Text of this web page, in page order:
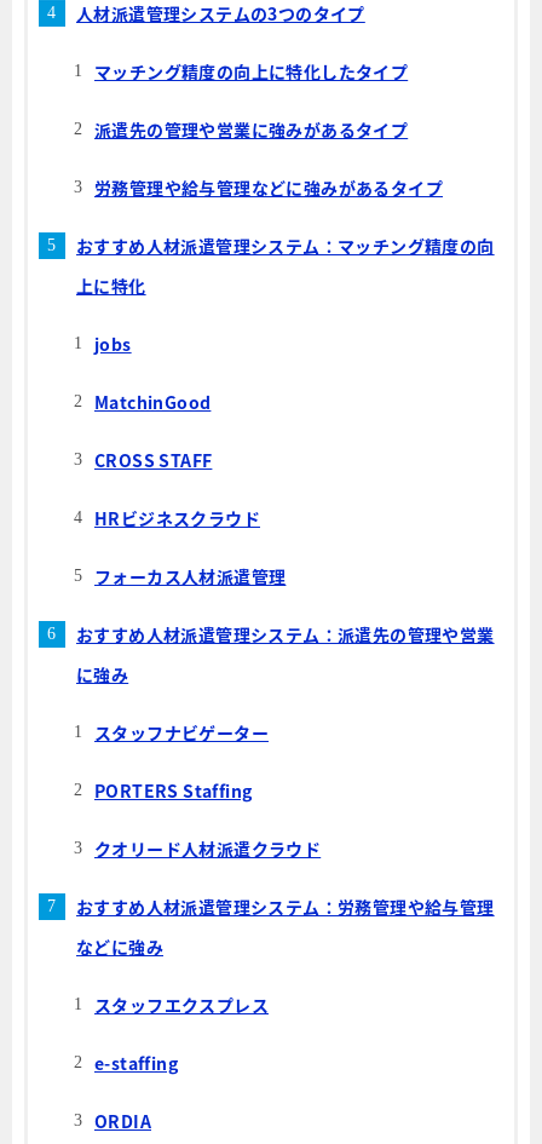
人材派遣管理システムの3つのタイプ
マッチング精度の向上に特化したタイプ
派遣先の管理や営業に強みがあるタイプ
労務管理や給与管理などに強みがあるタイプ
おすすめ人材派遣管理システム：マッチング精度の向
上に特化
jobs
MatchinGood
CROSS STAFF
HRビジネスクラウド
フォーカス人材派遣管理
おすすめ人材派遣管理システム：派遣先の管理や営業
に強み
スタッフナビゲーター
PORTERS Staffing
クオリード人材派遣クラウド
おすすめ人材派遣管理システム：労務管理や給与管理
などに強み
スタッフエクスプレス
e-staffing
ORDIA